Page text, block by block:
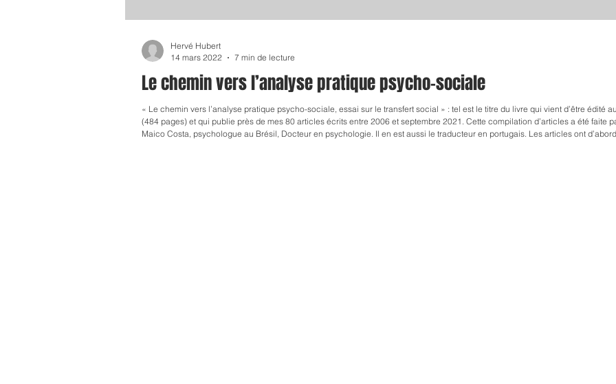
Le chemin vers l’analyse pratique psycho-sociale
« Le chemin vers l’analyse pratique psycho-sociale, essai sur le transfert social » : tel est le titre du livre qui vient d’être édité au Brésil
(484 pages) et qui publie près de mes 80 articles écrits entre 2006 et septembre 2021. Cette compilation d’articles a été faite
Maico Costa, psychologue au Brésil, Docteur en psychologie. Il en est aussi le traducteur en portugais. Les articles ont
Hervé Hubert
14 mars 2022
7 min de lecture